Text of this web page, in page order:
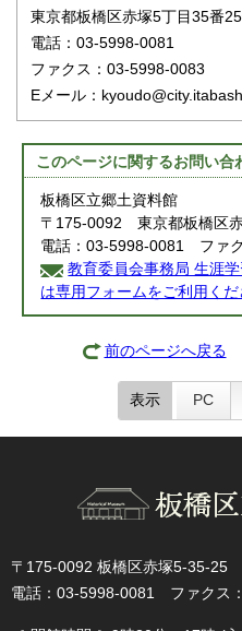
東京都板橋区赤塚5丁目35番
電話：03-5998-0081
ファクス：03-5998-0083
Eメール：
このページに関するお問い合
板橋区立郷土資料館
〒175-0092 東京都板橋区
電話：03-5998-0081 ファ
教育委員会事務局 生涯
は専用フォームをご利用くだ
前のページへ戻る
表示 PC
〒175-0092 板橋区赤塚5-35-25
電話：03-5998-0081 ファクス